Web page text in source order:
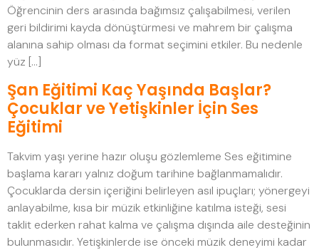
Öğrencinin ders arasında bağımsız çalışabilmesi, verilen
geri bildirimi kayda dönüştürmesi ve mahrem bir çalışma
alanına sahip olması da format seçimini etkiler. Bu nedenle
yüz […]
Şan Eğitimi Kaç Yaşında Başlar?
Çocuklar ve Yetişkinler İçin Ses
Eğitimi
Takvim yaşı yerine hazır oluşu gözlemleme Ses eğitimine
başlama kararı yalnız doğum tarihine bağlanmamalıdır.
Çocuklarda dersin içeriğini belirleyen asıl ipuçları; yönergeyi
anlayabilme, kısa bir müzik etkinliğine katılma isteği, sesi
taklit ederken rahat kalma ve çalışma dışında aile desteğinin
bulunmasıdır. Yetişkinlerde ise önceki müzik deneyimi kadar